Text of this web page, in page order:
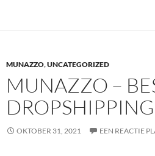
MUNAZZO,UNCATEGORIZED
MUNAZZO –
OKTOBER 31, 2021 EEN REACTIE